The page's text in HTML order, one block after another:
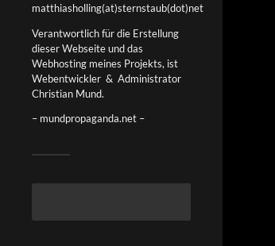
matthiasholling(at)sternstaub(dot)net
Verantwortlich für die Erstellung
dieser Webseite und das
Webhosting meines Projekts, ist
Webentwickler & Administrator
Christian Mund.
– mundpropaganda.net –